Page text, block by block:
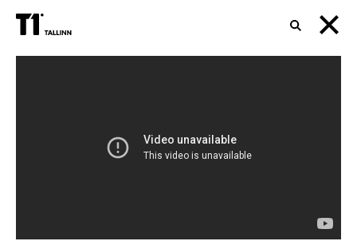
OTSING